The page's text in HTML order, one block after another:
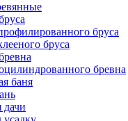
бруса
бруса
бревна
баня
дачи